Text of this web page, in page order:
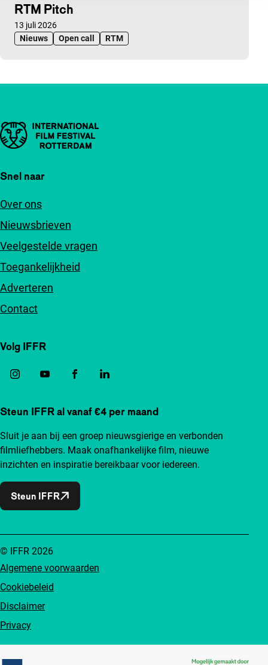
RTM Pitch
Gepubliceerd op:
13 juli 2026
Nieuws
Open call RTM
Belangrijke links
Snel naar
Over ons
Nieuwsbrieven
Veelgestelde vragen
Toegankelijkheid
Adverteren
Contact
Volg IFFR
Steun IFFR al vanaf €4 per maand
Sluit je aan bij een groep nieuwsgierige en verbonden
filmliefhebbers. Maak onafhankelijke film, nieuwe
inzichten en inspiratie bereikbaar voor iedereen.
Steun IFFR
Algemene voorwaarden
Cookiebeleid
Disclaimer
Privacy
© IFFR 2026